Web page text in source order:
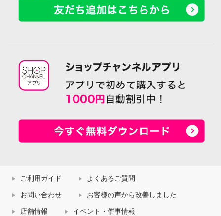
ご利用ガイド よくあるご質問
お問い合わせ お客様の声から改善しました
店舗情報 イベント・催事情報